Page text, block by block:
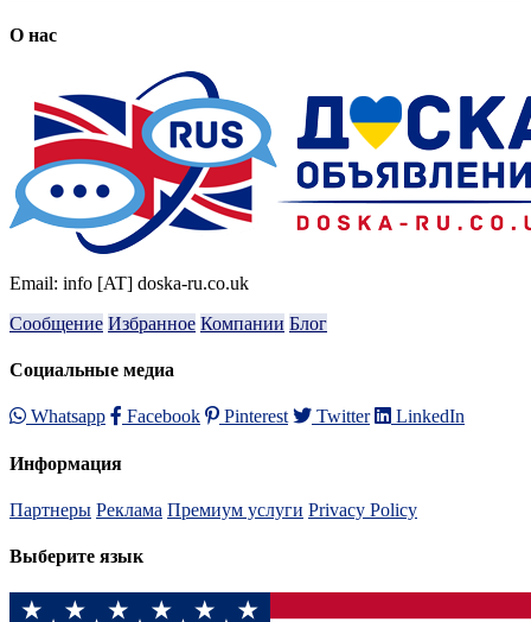
О нас
Email: info [AT] doska-ru.co.uk
Сообщение Избранное Компании Блог
Социальные медиа
Whatsapp Facebook Pinterest Twitter LinkedIn
Информация
Партнеры Реклама Премиум услуги Privacy Policy
Выберите язык